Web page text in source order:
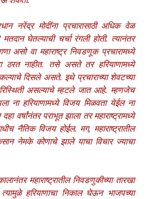
नरेंद्र मोदींना प्रचारासाठी अधिक वेळ
मतदान घेतल्याची चर्चा रंगली होती. त्यानंतर
असो वा महाराष्ट्र निवडणूक प्रचारामध्ये
ठरत नाहीत. तसे असते तर हरियाणामध्ये
दिसले असते. इथे प्रचाराच्या शेवटच्या
असल्याचे म्हटले जात आहे. म्हणजेच
ना हरियाणामध्ये विजय मिळवता येईल ना
वर्षांनंतर पराभूत झाला तर महाराष्ट्रामध्ये
नैतिक विजय होईल. मग, महाराष्ट्रातील
नेमके कोणाचे झाले याचा विचार ज्याचा
महाराष्ट्रातील निवडणुकीच्या तारखा
हरियाणाचा निकाल घेऊन भाजपच्या